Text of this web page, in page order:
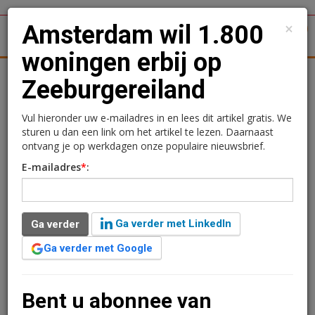
Woningmarkt Kantoren Retail
Amsterdam wil 1.800
woningen erbij op
Zeeburgereiland
Redactie
22 maart 2024 om 13:00
2 jaar geleden aangepast
1 minuut leestijd
In de Baaibuurt-West op het Zeeburgereiland komt
burgemeester en wethouders van Amsterdam
×
Amsterdam wil 1.800
woningen erbij op
Zeeburgereiland
Vul hieronder uw e-mailadres in en lees dit artikel gratis. We
sturen u dan een link om het artikel te lezen. Daarnaast
ontvang je op werkdagen onze populaire nieuwsbrief.
E-mailadres*:
Ga verder
Ga verder met LinkedIn
Ga verder met Google
Bent u abonnee van